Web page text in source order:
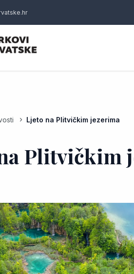
Ljeto na Plitvičkim jezerima
Plitvičkim